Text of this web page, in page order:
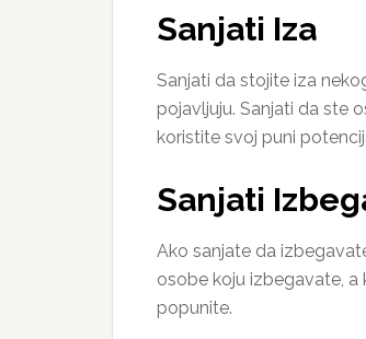
Sanjati Iza
Sanjati da stojite iza
pojavljuju. Sanjati da ste
koristite svoj puni
Sanjati
Ako sanjate da
osobe koju izbegavate, a
popunite.